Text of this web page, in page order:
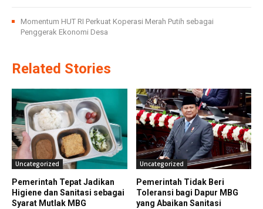
Momentum HUT RI Perkuat Koperasi Merah Putih sebagai
Penggerak Ekonomi Desa
Related Stories
Uncategorized
Pemerintah Tepat Jadikan
Higiene dan Sanitasi sebagai
Syarat Mutlak MBG
Uncategorized
Pemerintah Tidak Beri
Toleransi bagi Dapur MBG
yang Abaikan Sanitasi